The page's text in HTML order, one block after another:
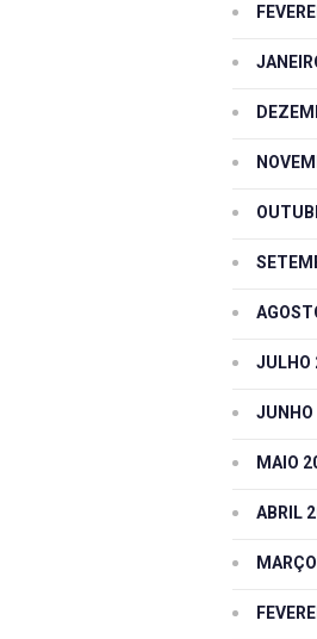
JULHO
JUNHO
MAIO
ABRIL